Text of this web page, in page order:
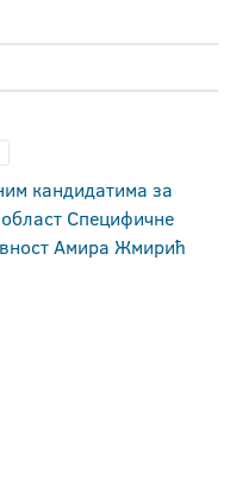
кандидатима за
Специфичне
Амира Жмирић